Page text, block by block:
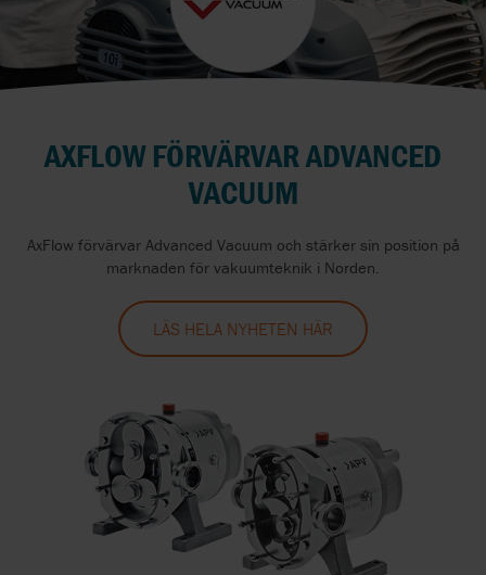
AXFLOW FÖRVÄRVAR ADVANCED
VACUUM
AxFlow förvärvar Advanced Vacuum och stärker sin position på
marknaden för vakuumteknik i Norden.
LÄS HELA NYHETEN HÄR